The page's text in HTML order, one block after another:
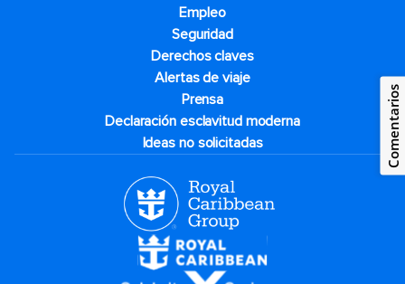
Empleo
Seguridad
Derechos claves
Alertas de viaje
Prensa
Declaración esclavitud moderna
Ideas no solicitadas
Comentarios